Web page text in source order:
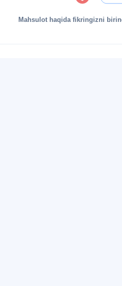
Mahsulot haqida fikringizni